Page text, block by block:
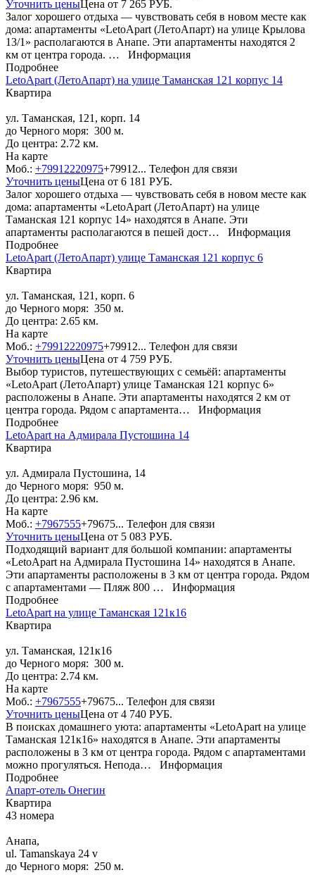
Уточнить ценыЦена от 7 265 РУБ.
Залог хорошего отдыха — чувствовать себя в новом месте как
дома: апартаменты «LetoApart (ЛетоАпарт) на улице Крылова
13/1» располагаются в Анапе. Эти апартаменты находятся 2
км от центра города. … Информация
Подробнее
LetoApart (ЛетоАпарт) на улице Таманская 121 корпус 14
Квартира
ул. Таманская, 121, корп. 14
до Черного моря: 300 м.
До центра: 2.72 км.
На карте
Моб.: +79912220975+79912... Телефон для связи
Уточнить ценыЦена от 6 181 РУБ.
Залог хорошего отдыха — чувствовать себя в новом месте как
дома: апартаменты «LetoApart (ЛетоАпарт) на улице
Таманская 121 корпус 14» находятся в Анапе. Эти
апартаменты располагаются в пешей дост… Информация
Подробнее
LetoApart (ЛетоАпарт) улице Таманская 121 корпус 6
Квартира
ул. Таманская, 121, корп. 6
до Черного моря: 350 м.
До центра: 2.65 км.
На карте
Моб.: +79912220975+79912... Телефон для связи
Уточнить ценыЦена от 4 759 РУБ.
Выбор туристов, путешествующих с семьёй: апартаменты
«LetoApart (ЛетоАпарт) улице Таманская 121 корпус 6»
расположены в Анапе. Эти апартаменты находятся 2 км от
центра города. Рядом с апартамента… Информация
Подробнее
LetoApart на Адмирала Пустошина 14
Квартира
ул. Адмирала Пустошина, 14
до Черного моря: 950 м.
До центра: 2.96 км.
На карте
Моб.: +7967555+79675... Телефон для связи
Уточнить ценыЦена от 5 083 РУБ.
Подходящий вариант для большой компании: апартаменты
«LetoApart на Адмирала Пустошина 14» находятся в Анапе.
Эти апартаменты расположены в 3 км от центра города. Рядом
с апартаментами — Пляж 800 … Информация
Подробнее
LetoApart на улице Таманская 121к16
Квартира
ул. Таманская, 121к16
до Черного моря: 300 м.
До центра: 2.74 км.
На карте
Моб.: +7967555+79675... Телефон для связи
Уточнить ценыЦена от 4 740 РУБ.
В поисках домашнего уюта: апартаменты «LetoApart на улице
Таманская 121к16» находятся в Анапе. Эти апартаменты
расположены в 3 км от центра города. Рядом с апартаментами
можно прогуляться. Непода… Информация
Подробнее
Апарт-отель Онегин
Квартира
43 номера
Анапа,
ul. Tamanskaya 24 v
до Черного моря: 250 м.